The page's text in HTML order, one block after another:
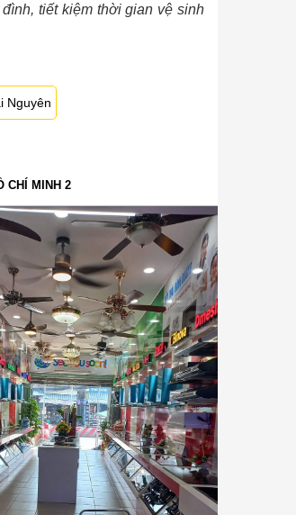
tiết kiệm thời gian vệ sinh
Nguyên
CHÍ MINH 2